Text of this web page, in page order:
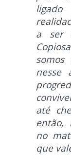
a ser
nesse
até
então,
no
que